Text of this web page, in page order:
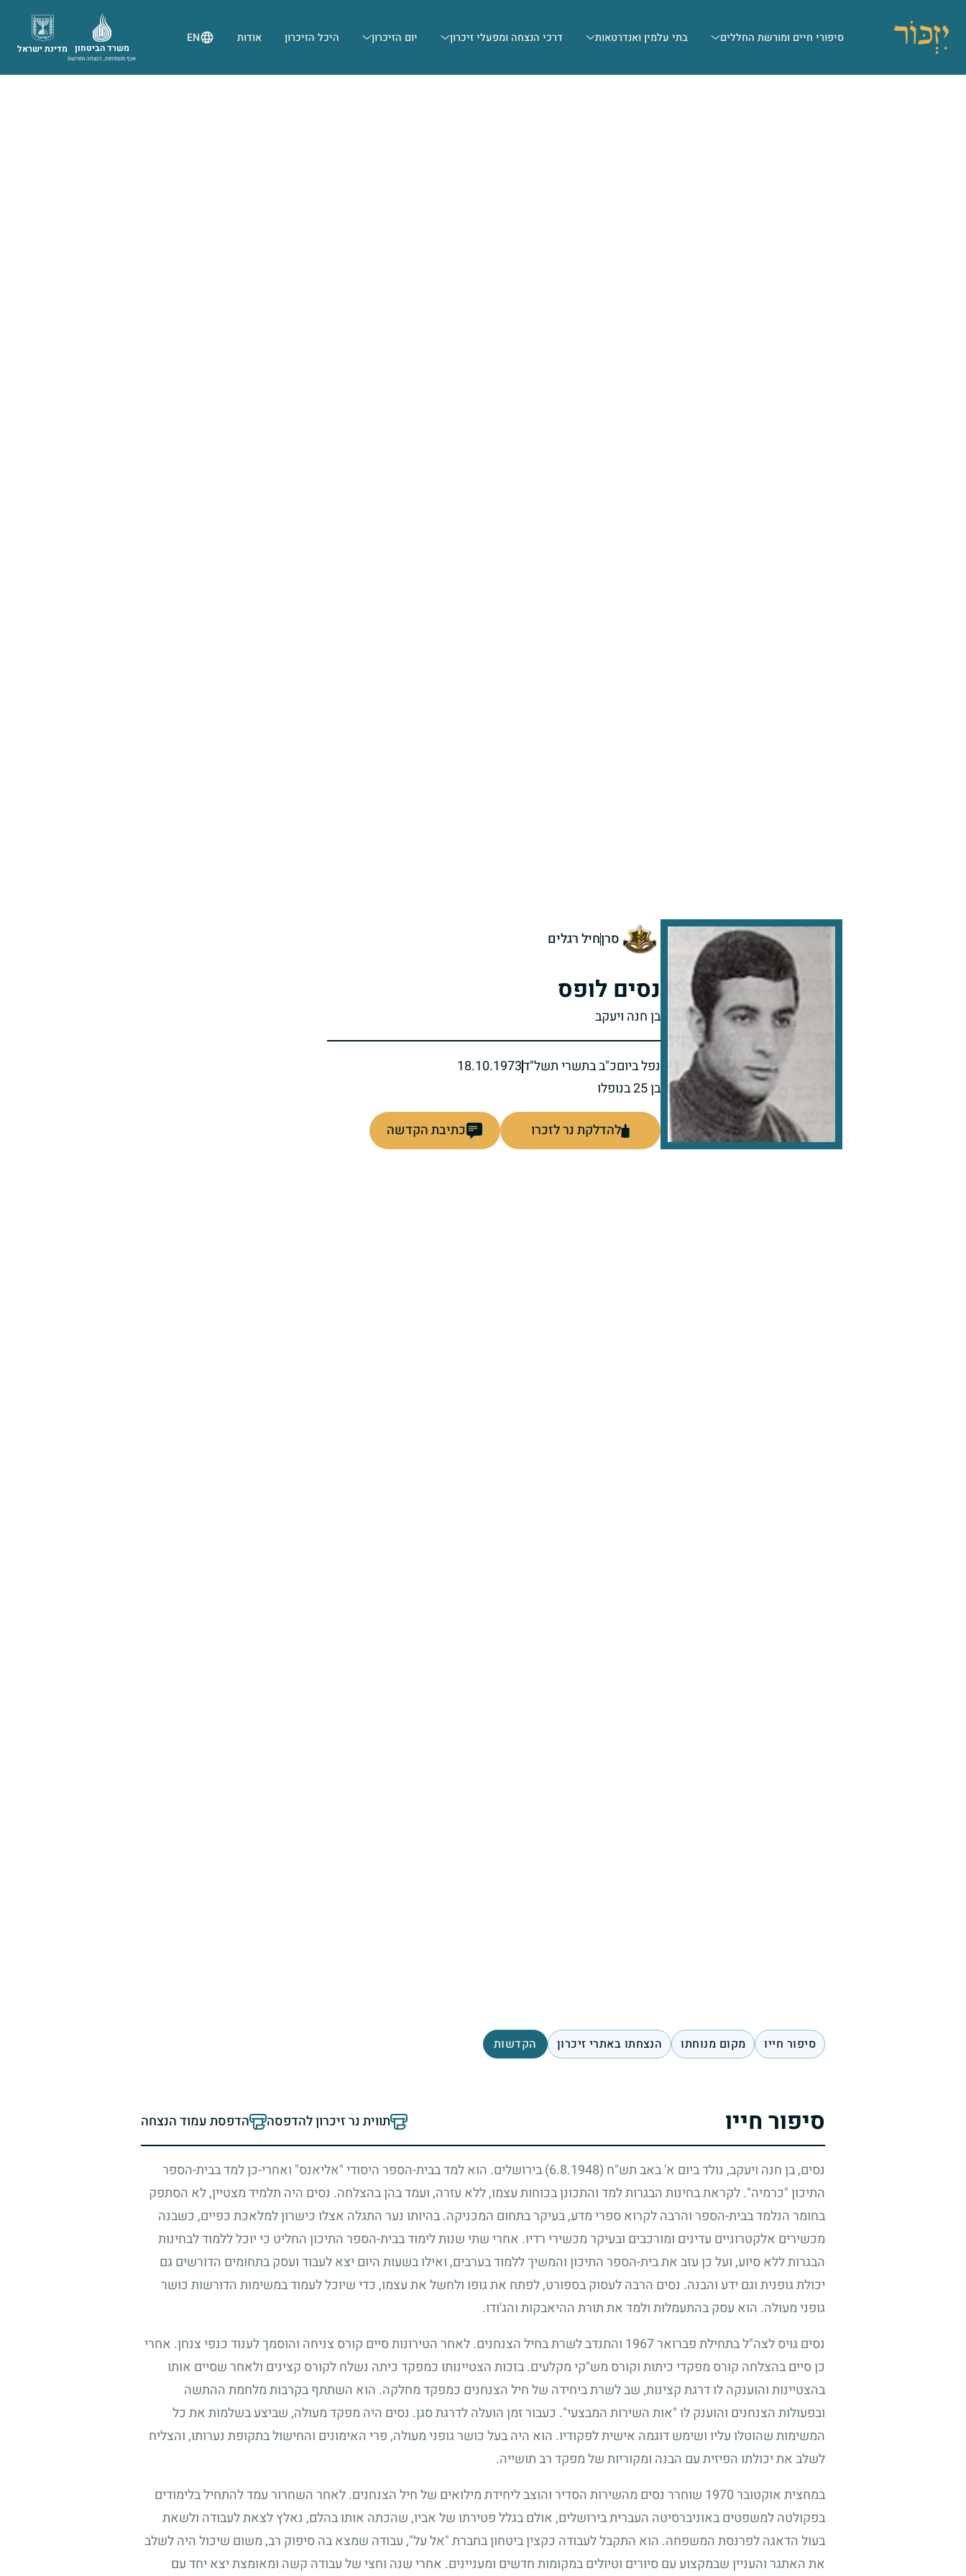
סיפורי חיים ומורשת החללים בתי עלמין ואנדרטאות דרכי הנצחה ומפעלי זיכרון יום הזיכרון היכל הזיכרון אודות EN
מדינת ישראל משרד הביטחון
אגף משפחות, הנצחה ומורשת
סרןחיל רגלים
נסים לופס
בן חנה ויעקב
נפל ביוםכ"ב בתשרי תשל"ד18.10.1973
בן 25 בנופלו
להדלקת נר לזכרו כתיבת הקדשה
סיפור חייו מקום מנוחתו הנצחתו באתרי זיכרון הקדשות
סיפור חייו תווית נר זיכרון להדפסה הדפסת עמוד הנצחה
נסים, בן חנה ויעקב, נולד ביום א' באב תש"ח (6.8.1948)
בירושלים. הוא למד בבית-הספר היסודי "אליאנס" ואחרי-כן למד בבית-הספר
התיכון "כרמיה". לקראת בחינות הבגרות למד והתכונן בכוחות עצמו, ללא עזרה, ועמד בהן בהצלחה. נסים היה תלמיד מצטיין, לא הסתפק
בחומר הנלמד בבית-הספר והרבה לקרוא ספרי מדע, בעיקר בתחום המכניקה. בהיותו נער התגלה אצלו כישרון למלאכת כפיים, כשבנה
מכשירים אלקטרוניים עדינים ומורכבים ובעיקר מכשירי רדיו. אחרי שתי שנות לימוד בבית-הספר התיכון החליט כי יוכל ללמוד לבחינות
הבגרות ללא סיוע, ועל כן עזב את בית-הספר התיכון והמשיך ללמוד בערבים, ואילו בשעות היום יצא לעבוד ועסק בתחומים הדורשים גם
יכולת גופנית וגם ידע והבנה. נסים הרבה לעסוק בספורט, לפתח את גופו ולחשל את עצמו, כדי שיוכל לעמוד במשימות הדורשות כושר
גופני מעולה. הוא עסק בהתעמלות ולמד את תורת ההיאבקות והג'ודו.
נסים גויס לצה"ל בתחילת פברואר1967 והתנדב לשרת בחיל הצנחנים. לאחר הטירונות סיים קורס צניחה והוסמך לענוד כנפי צנחן. אחרי
כן סיים בהצלחה קורס מפקדי כיתות וקורס מש"קי מקלעים. בזכות הצטיינותו כמפקד כיתה נשלח לקורס קצינים ולאחר שסיים אותו
בהצטיינות והוענקה לו דרגת קצינות, שב לשרת ביחידה של חיל הצנחנים כמפקד מחלקה. הוא השתתף בקרבות מלחמת ההתשה
ובפעולות הצנחנים והוענק לו "אות השירות המבצעי". כעבור זמן הועלה לדרגת סגן. נסים היה מפקד מעולה, שביצע בשלמות את כל
המשימות שהוטלו עליו ושימש דוגמה אישית לפקודיו. הוא היה בעל כושר גופני מעולה, פרי האימונים והחישול בתקופת נערותו, והצליח
לשלב את יכולתו הפיזית עם הבנה ומקוריות של מפקד רב תושייה.
במחצית אוקטובר1970 שוחרר נסים מהשירות הסדיר והוצב ליחידת מילואים של חיל הצנחנים. לאחר השחרור עמד להתחיל בלימודים
בפקולטה למשפטים באוניברסיטה העברית בירושלים, אולם בגלל פטירתו של אביו, שהכתה אותו בהלם, נאלץ לצאת לעבודה ולשאת
בעול הדאגה לפרנסת המשפחה. הוא התקבל לעבודה כקצין ביטחון בחברת "אל על", עבודה שמצא בה סיפוק רב, משום שיכול היה לשלב
את האתגר והעניין שבמקצוע עם סיורים וטיולים במקומות חדשים ומעניינים. אחרי שנה וחצי של עבודה קשה ומאומצת יצא יחד עם